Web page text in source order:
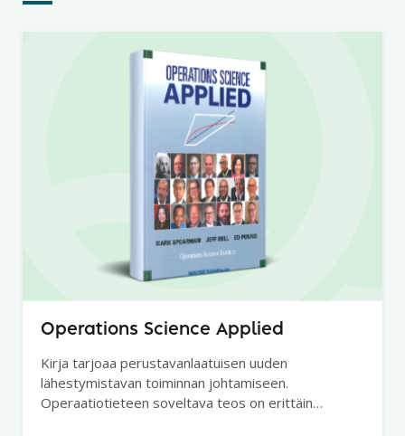
Operations Science Applied
Kirja tarjoaa perustavanlaatuisen uuden
lähestymistavan toiminnan johtamiseen.
Operaatiotieteen soveltava teos on erittäin